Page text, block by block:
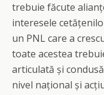
trebuie făcute
interesele
un PNL care a
toate acestea
articulată și
nivel național și